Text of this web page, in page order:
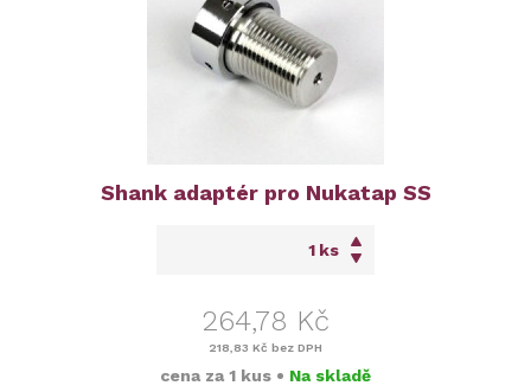
Shank adaptér pro Nukatap SS
ks
264,78 Kč
218,83 Kč bez DPH
cena za 1 kus • Na skladě